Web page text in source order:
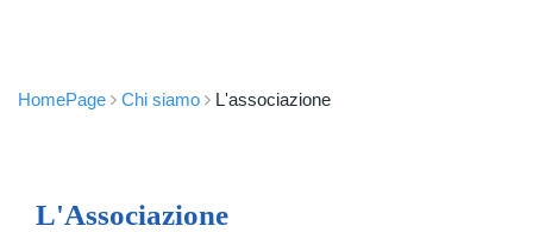
HomePage Chi siamo L'associazione
L'Associazione